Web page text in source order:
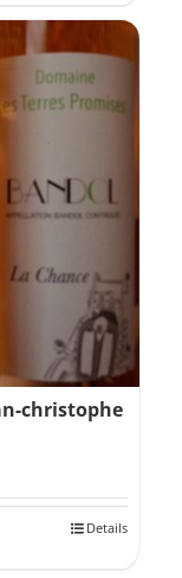
christophe
Details